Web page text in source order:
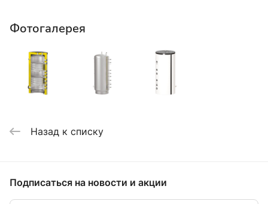
Фотогалерея
Назад к списку
Подписаться на новости и акции